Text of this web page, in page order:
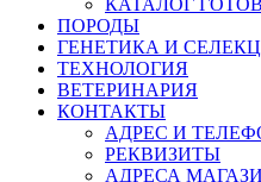
ПОРОДЫ
ГЕНЕТИКА И
ТЕХНОЛОГИЯ
ВЕТЕРИНАРИЯ
КОНТАКТЫ
АДРЕС И
РЕКВИЗИТЫ
АДРЕСА